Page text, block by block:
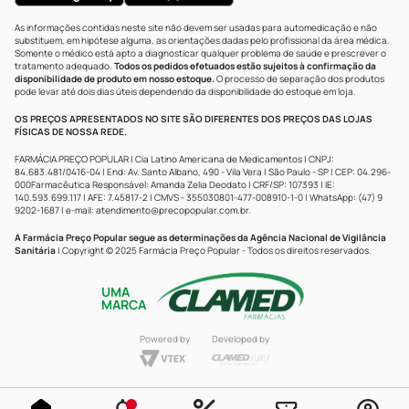
As informações contidas neste site não devem ser usadas para automedicação e não
substituem, em hipótese alguma, as orientações dadas pelo profissional da área médica.
Somente o médico está apto a diagnosticar qualquer problema de saúde e prescrever o
tratamento adequado. Todos os pedidos efetuados estão sujeitos à confirmação da
disponibilidade de produto em nosso estoque.O processo de separação dos produtos
pode levar até dois dias úteis dependendo da disponibilidade do estoque em loja.
OS PREÇOS APRESENTADOS NO SITE SÃO DIFERENTES DOS PREÇOS DAS LOJAS
FÍSICAS DE NOSSA REDE.
FARMÁCIA PREÇO POPULAR | Cia Latino Americana de Medicamentos | CNPJ:
84.683.481/0416-04 | End: Av. Santo Albano, 490 - Vila Vera | São Paulo - SP | CEP: 04.296-
000Farmacêutica Responsável: Amanda Zelia Deodato | CRF/SP: 107393 | IE:
140.593.699.117 | AFE: 7.45817-2 | CMVS - 355030801-477-008910-1-0 | WhatsApp: (47) 9
9202-1687 | e-mail: atendimento@precopopular.com.br.
A Farmácia Preço Popular segue as determinações da Agência Nacional de Vigilância
Sanitária | Copyright © 2025 Farmácia Preço Popular - Todos os direitos reservados.
UMA
MARCA
Powered by Developed by